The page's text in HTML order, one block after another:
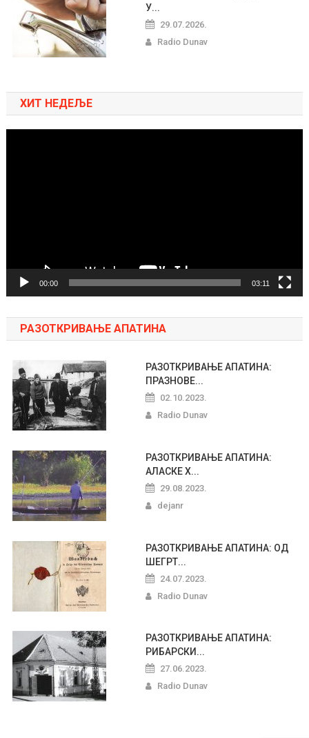
У...
29.07.2026.
Radio Dunav
ХИТ НЕДЕЉЕ
00:00 03:11
РАЗОТКРИВАЊЕ АПАТИНА
РАЗОТКРИВАЊЕ АПАТИНА:
ПРАЗНОВЕ...
02.10.2023.
Radio Dunav
РАЗОТКРИВАЊЕ АПАТИНА:
АЛАСКЕ Х...
29.08.2023.
dejanr
РАЗОТКРИВАЊЕ АПАТИНА: ОД
ШЕГРТ...
24.07.2023.
Radio Dunav
РАЗОТКРИВАЊЕ АПАТИНА:
РИБАРСКИ...
27.06.2023.
Radio Dunav